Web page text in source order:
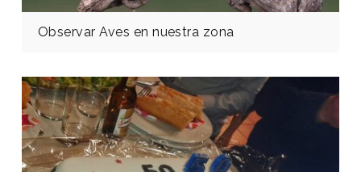
Observar Aves en nuestra zona